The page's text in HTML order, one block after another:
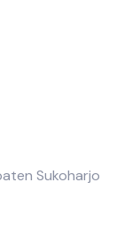
Sukoharjo